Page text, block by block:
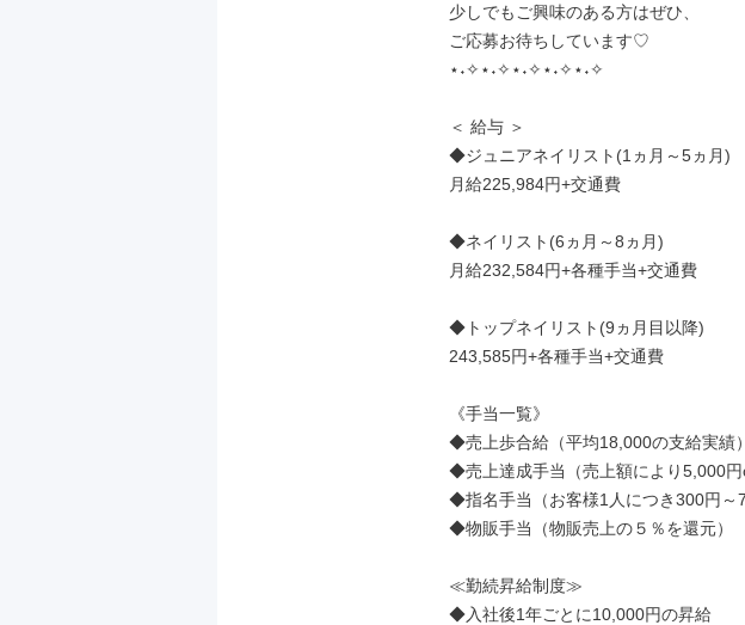
少しでもご興味のある方はぜひ、
ご応募お待ちしています♡
⋆˖✧⋆˖✧⋆˖✧⋆˖✧⋆˖✧
＜ 給与 ＞
◆ジュニアネイリスト(1ヵ月～5ヵ月)
月給225,984円+交通費
◆ネイリスト(6ヵ月～8ヵ月)
月給232,584円+各種手当+交通費
◆トップネイリスト(9ヵ月目以降)
243,585円+各種手当+交通費
《手当一覧》
◆売上歩合給（平均18,000の支給実績）
◆売上達成手当（売上額により5,000円
◆指名手当（お客様1人につき300円～
◆物販手当（物販売上の５％を還元）
≪勤続昇給制度≫
◆入社後1年ごとに10,000円の昇給